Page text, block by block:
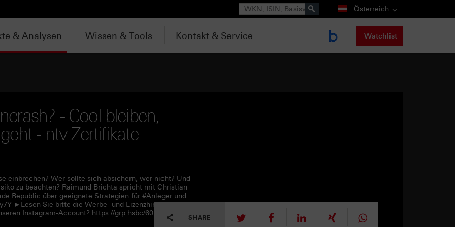
Suche Österreich
& Analysen Wissen & Tools Kontakt & Service Watchlist
- Cool bleiben,
- ntv Zertifikate
einbrechen? Wer sollte sich absichern, wer nicht? Und
zu beachten? Raimund Brichta spricht mit Christian
Republic über geeignete Strategien für #Anleger und
►Lesen Sie bitte die Werbe- und Lizenzhinweise unter
Instagram-Account? https://grp.hsbc/60590Qy7W
SHARE tweet mitteilen